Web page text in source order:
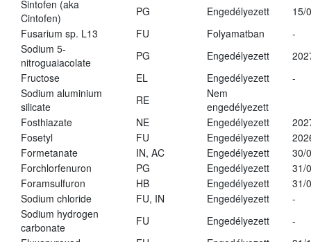
Sintofen (aka
Cintofen)
PG Engedélyezett
15/
Fusarium sp. L13
FU Folyamatban
-
Sodium 5-
nitroguaiacolate
PG Engedélyezett
Fructose
EL Engedélyezett
-
Sodium aluminium
silicate
RE
Nem
engedélyezett
Fosthiazate
NE Engedélyezett
Fosetyl
FU Engedélyezett
Formetanate
IN, AC Engedélyezett
30/
Forchlorfenuron
PG Engedélyezett
31/
Foramsulfuron
HB Engedélyezett
31/
Sodium chloride
FU, IN Engedélyezett
-
Sodium hydrogen
carbonate
FU Engedélyezett
-